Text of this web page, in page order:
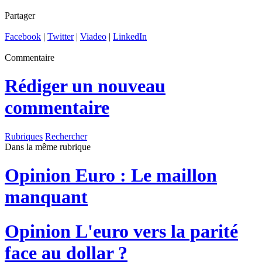
Partager
Facebook | Twitter| Viadeo | LinkedIn
Commentaire
Rédiger un nouveau
commentaire
Rubriques Rechercher
Dans la même rubrique
Opinion Euro : Le maillon
manquant
Opinion L'euro vers la parité
face au dollar ?